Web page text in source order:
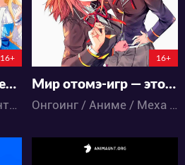
16+
Героиня? Святая? Нет, я всемогущая горничная!
Онгоинг / Аниме / Фэнтези
5:3:23:8
16+
Мир отомэ-игр — это тяжёлый мир для мобов 2
Онгоинг / Аниме / Меха / Фэнтези / Школа / Экшен